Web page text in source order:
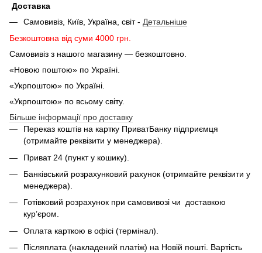
Доставка
Самовивіз, Київ, Україна, світ - Детальніше
Безкоштовна від суми 4000 грн.
Самовивіз з нашого магазину — безкоштовно.
«Новою поштою» по Україні.
«Укрпоштою» по Україні.
«Укрпоштою» по всьому світу.
Більше інформації про доставку
Переказ коштів на картку ПриватБанку підприємця
(отримайте реквізити у менеджера).
Приват 24 (пункт у кошику).
Банківський розрахунковий рахунок (отримайте реквізити у
менеджера).
Готівковий розрахунок при самовивозі чи доставкою
кур’єром.
Оплата карткою в офісі (термінал).
Післяплата (накладений платіж) на Новій пошті. Вартість